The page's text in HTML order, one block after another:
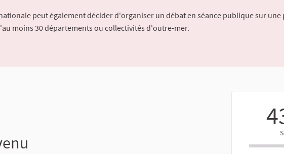
peut également décider d'organiser un débat en séance publique sur
moins 30 départements ou collectivités d'outre-mer.